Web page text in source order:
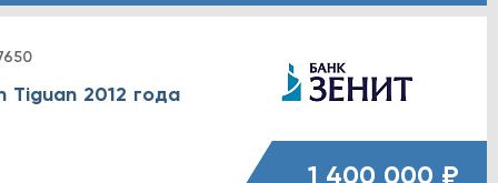
Tiguan 2012 года
1 400 000 ₽